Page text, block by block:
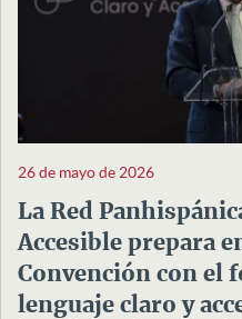
26 de mayo de 2026
La Red
Accesible prepara
Convención con el
lenguaje claro y